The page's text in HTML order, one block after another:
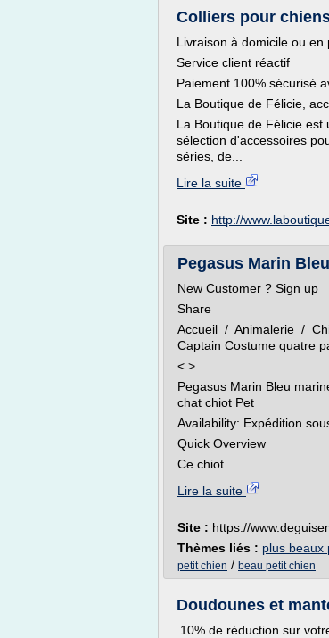
Colliers pour
Livraison à domicile ou
Service client réactif
Paiement 100% sécurisé
La Boutique de Félicie,
La Boutique de Félicie
sélection d'accessoires
séries, de...
Lire la suite
Site : http://
Pegasus Marin
New Customer ? Sign up
Share
Accueil / Animalerie /
Captain Costume quatre
< >
Pegasus Marin Bleu
chat chiot Pet
Availability: Expédition
Quick Overview
Ce chiot...
Lire la suite
Site : https://
Thèmes liés : plus beaux
petit chien / beau petit chien
Doudounes et
10% de réduction sur